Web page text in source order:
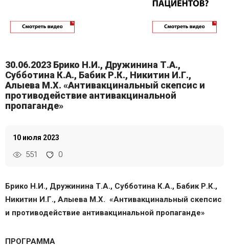
30.06.2023 Брико Н.И., Дружинина Т.А.,
Субботина К.А., Бабик Р.К., Никитин И.Г.,
Алыева М.Х. «Антивакцинальный скепсис и
противодействие антивакцинальной
пропаганде»
10 июля 2023
551 0
Брико Н.И., Дружинина Т.А., Субботина К.А., Бабик Р.К.,
Никитин И.Г., Алыева М.Х. «Антивакцинальный скепсис
и противодействие антивакцинальной пропаганде»
ПРОГРАММА